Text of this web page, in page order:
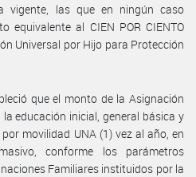
vigente, las que en ningún caso
equivalente al CIEN POR CIENTO
Universal por Hijo para Protección
que el monto de la Asignación
educación inicial, general básica y
movilidad UNA (1) vez al año, en
conforme los parámetros
Familiares instituidos por la